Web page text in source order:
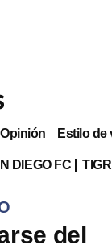
Opinión Estilo de
DIEGO FC
del